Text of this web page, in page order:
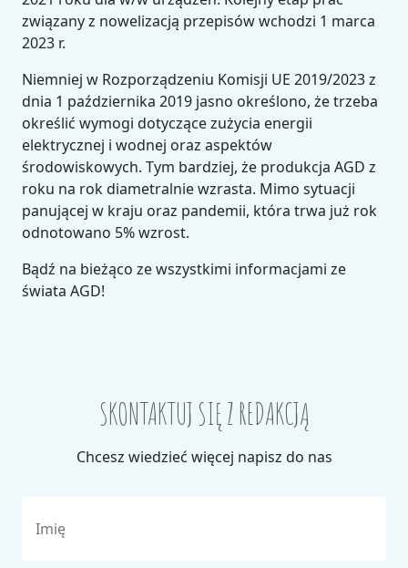
związany z nowelizacją przepisów wchodzi 1 marca
2023 r.
Niemniej w Rozporządzeniu Komisji UE 2019/2023 z
dnia 1 października 2019 jasno określono, że trzeba
określić wymogi dotyczące zużycia energii
elektrycznej i wodnej oraz aspektów
środowiskowych. Tym bardziej, że produkcja AGD z
roku na rok diametralnie wzrasta. Mimo sytuacji
panującej w kraju oraz pandemii, która trwa już rok
odnotowano 5% wzrost.
Bądź na bieżąco ze wszystkimi informacjami ze
świata AGD!
SKONTAKTUJ SIĘ Z REDAKCJĄ
Chcesz wiedzieć więcej napisz do nas